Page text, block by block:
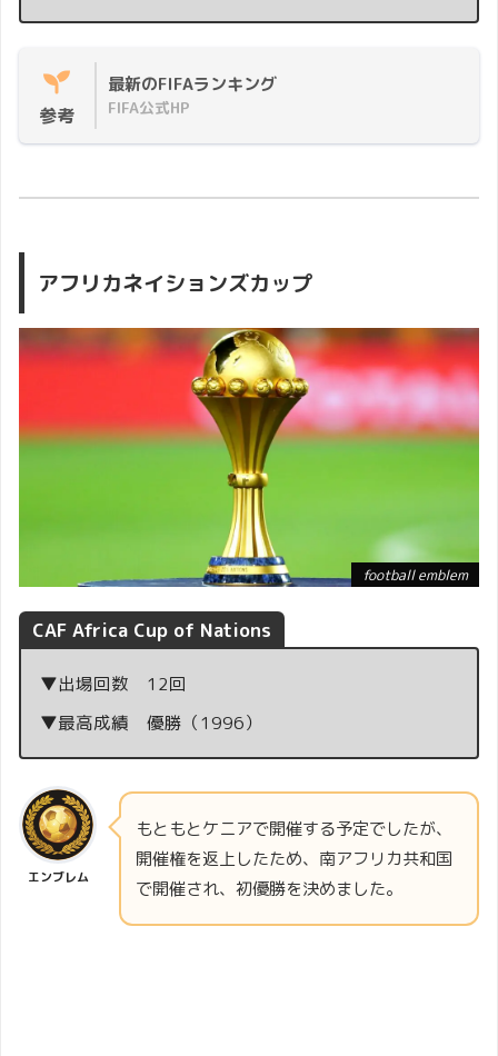
参考
最新のFIFAランキング
FIFA公式HP
アフリカネイションズカップ
football emblem
CAF Africa Cup of Nations
▼出場回数 12回
▼最高成績 優勝（1996）
エンブレム
もともとケニアで開催する予定でしたが、
開催権を返上したため、南アフリカ共和国
で開催され、初優勝を決めました。